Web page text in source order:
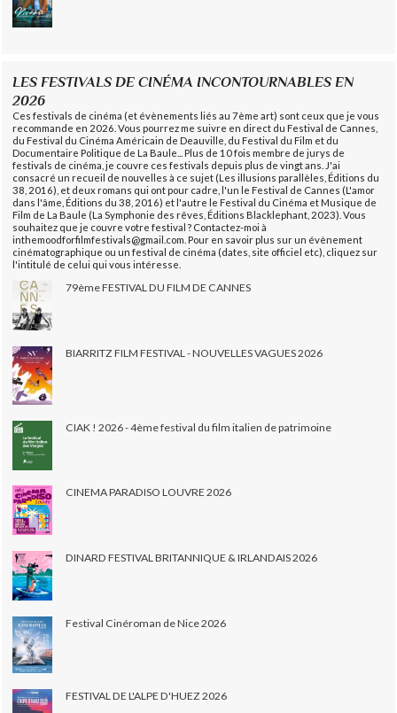
LES FESTIVALS DE CINÉMA INCONTOURNABLES EN
2026
Ces festivals de cinéma (et évènements liés au 7ème art) sont ceux que je vous
recommande en 2026. Vous pourrez me suivre en direct du Festival de Cannes,
du Festival du Cinéma Américain de Deauville, du Festival du Film et du
Documentaire Politique de La Baule... Plus de 10 fois membre de jurys de
festivals de cinéma, je couvre ces festivals depuis plus de vingt ans. J'ai
consacré un recueil de nouvelles à ce sujet (Les illusions parallèles, Éditions du
38, 2016), et deux romans qui ont pour cadre, l'un le Festival de Cannes (L'amor
dans l'âme, Éditions du 38, 2016) et l'autre le Festival du Cinéma et Musique de
Film de La Baule (La Symphonie des rêves, Éditions Blacklephant, 2023). Vous
souhaitez que je couvre votre festival ? Contactez-moi à
inthemoodforfilmfestivals@gmail.com. Pour en savoir plus sur un évènement
cinématographique ou un festival de cinéma (dates, site officiel etc), cliquez sur
l'intitulé de celui qui vous intéresse.
79ème FESTIVAL DU FILM DE CANNES
BIARRITZ FILM FESTIVAL - NOUVELLES VAGUES 2026
CIAK ! 2026 - 4ème festival du film italien de patrimoine
CINEMA PARADISO LOUVRE 2026
DINARD FESTIVAL BRITANNIQUE & IRLANDAIS 2026
Festival Cinéroman de Nice 2026
FESTIVAL DE L'ALPE D'HUEZ 2026